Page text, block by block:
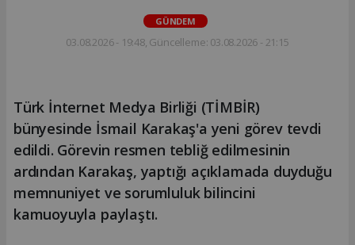
GÜNDEM
03.08.2026 - 19:48, Güncelleme: 03.08.2026 - 21:15
Türk İnternet Medya Birliği (TİMBİR)
bünyesinde İsmail Karakaş'a yeni görev tevdi
edildi. Görevin resmen tebliğ edilmesinin
ardından Karakaş, yaptığı açıklamada duyduğu
memnuniyet ve sorumluluk bilincini
kamuoyuyla paylaştı.